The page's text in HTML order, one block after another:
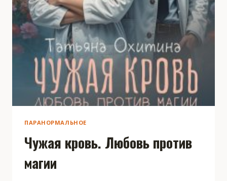
ПАРАНОРМАЛЬНОЕ
Чужая кровь. Любовь против
магии